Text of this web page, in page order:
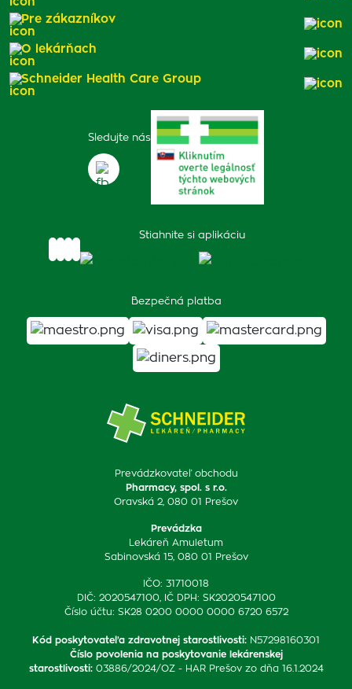
Prevádzkovateľ obchodu
Pharmacy, spol. s r.o.
Oravská 2, 080 01 Prešov
Prevádzka
Lekáreň Amuletum
Sabinovská 15, 080 01 Prešov
IČO: 31710018
DIČ: 2020547100, IČ DPH: SK2020547100
Číslo účtu: SK28 0200 0000 0000 6720 6572
Kód poskytovateľa zdravotnej starostlivosti: N57298160301
Číslo povolenia na poskytovanie lekárenskej
starostlivosti: 03886/2024/OZ - HAR Prešov zo dňa 16.1.2024
Sledujte nás
Stiahnite si aplikáciu
Bezpečná platba
Pre zákazníkov
O lekárňach
Schneider Health Care Group